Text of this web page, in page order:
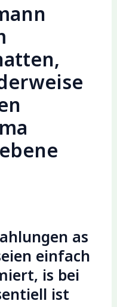
as
einfach
is bei
ist